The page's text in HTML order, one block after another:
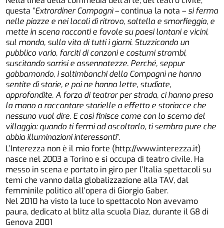
questa “Extrordiner Compagnì– continua la nota – si ferma
nelle piazze e nei locali di ritrovo, saltella e smorfieggia, e
mette in scena racconti e favole su paesi lontani e vicini,
sul mondo, sulla vita di tutti i giorni. Stuzzicando un
pubblico vario, farciti di canzoni e costumi strambi,
suscitando sorrisi e assennatezze. Perché, seppur
gabbamondo, i saltimbanchi della Compagnì ne hanno
sentite di storie, e poi ne hanno lette, studiate,
approfondite. A forza di teatrar per strada, ci hanno preso
la mano a raccontare storielle a effetto e storiacce che
nessuno vuol dire. E così finisce come con lo scemo del
villaggio: quando ti fermi ad ascoltarlo, ti sembra pure che
abbia illuminazioni interessanti”.
L’Interezza non è il mio forte (http://www.interezza.it)
nasce nel 2003 a Torino e si occupa di teatro civile. Ha
messo in scena e portato in giro per l’Italia spettacoli su
temi che vanno dalla globalizzazione alla TAV, dal
femminile politico all’opera di Giorgio Gaber.
Nel 2010 ha visto la luce lo spettacolo Non avevamo
paura, dedicato al blitz alla scuola Diaz, durante il G8 di
Genova 2001